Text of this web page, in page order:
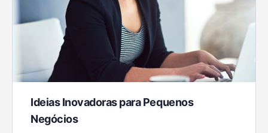
Ideias Inovadoras para Pequenos
Negócios